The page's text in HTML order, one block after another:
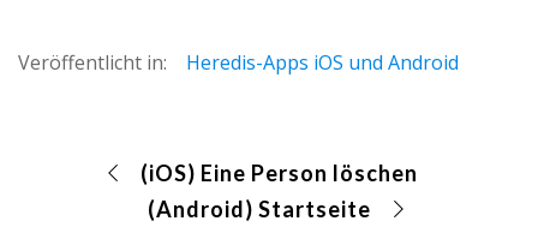
Veröffentlicht in: Heredis-Apps iOS und Android
(iOS) Eine Person löschen
(Android) Startseite